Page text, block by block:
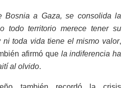
Bosnia a Gaza, se consolida la
todo territorio merece tener su
ni toda vida tiene el mismo valor,
afirmó que la indiferencia ha
al olvido.